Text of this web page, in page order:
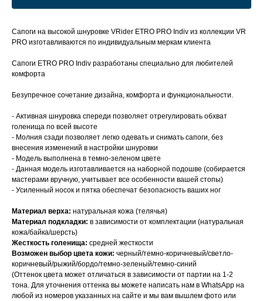
Сапоги на высокой шнуровке VRider ETRO PRO Indiv из коллекции VR
PRO изготавливаются по индивидуальным меркам клиента
Сапоги ETRO PRO Indiv разработаны специально для любителей
комфорта
Безупречное сочетание дизайна, комфорта и функциональности.
- Активная шнуровка спереди позволяет отрегулировать обхват
голенища по всей высоте
- Молния сзади позволяет легко одевать и снимать сапоги, без
внесения изменений в настройки шнуровки
- Модель выполнена в темно-зеленом цвете
- Данная модель изготавливается на наборной подошве (собирается
мастерами вручную, учитывает все особенности вашей стопы)
- Усиленный носок и пятка обеспечат безопасность ваших ног
Материал верха: натуральная кожа (телячья)
Материал подкладки: в зависимости от комплектации (натуральная
кожа/байка/шерсть)
Жесткость голенища: средней жесткости
Возможен выбор цвета кожи: черный/темно-коричневый/светло-
коричневый/рыжий/бордо/темно-зеленый/темно-синий
(Оттенок цвета может отличаться в зависимости от партии на 1-2
тона. Для уточнения оттенка вы можете написать нам в WhatsApp на
любой из номеров указанных на сайте и мы вам вышлем фото или